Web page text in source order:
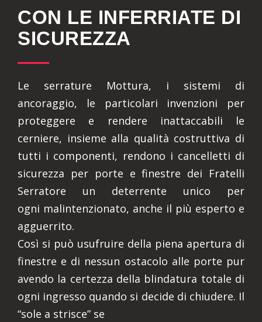
CON LE INFERRIATE DI
SICUREZZA
Le serrature Mottura, i sistemi di
ancoraggio, le particolari invenzioni per
proteggere e rendere inattaccabili le
cerniere, insieme alla qualità costruttiva di
tutti i componenti, rendono i cancelletti di
sicurezza per porte e finestre dei Fratelli
Serratore un deterrente unico per
ogni malintenzionato, anche il più esperto e
agguerrito.
Così si può usufruire della piena apertura di
finestre e di nessun ostacolo alle porte pur
avendo la certezza della blindatura totale di
ogni ingresso quando si decide di chiudere. Il
“sole a strisce” se